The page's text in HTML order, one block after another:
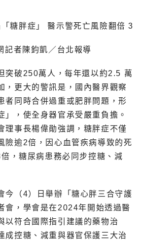
記者陳鈞凱／台北報導
突破250萬人，每年還以約2.5 萬
，更大的警訊是，國內醫界觀察
者同時合併過重或肥胖問題，形
」，使全身器官承受嚴重負擔。
理事長楊偉勛強調，糖胖症不僅
險逾2倍，因心血管疾病導致的死
，糖尿病患務必同步控糖、減
今（4）日舉辦「糖心胖三合守護
會，學會是在2024年開始透過醫
以符合國際指引建議的藥物治
成控糖、減重與器官保護三大治